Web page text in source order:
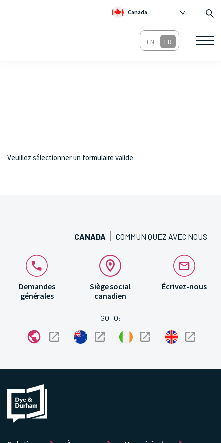
Canada
Australie
Veuillez sélectionner un formulaire valide
CANADA COMMUNIQUEZ AVEC NOUS
Demandes
générales
Siège social
canadien
Écrivez-nous
GO TO: